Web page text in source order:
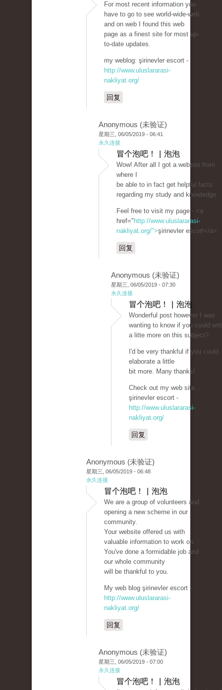
For most recent information you
have to go to see world-wide-web
and on web I found this web
page as a finest site for most up-
to-date updates.
my weblog: şirinevler escort -
http://www.uluslararasi-
nakliyat.org/
回复
Anonymous (未验证)
星期三, 06/05/2019 - 06:41
永久连接
冒个泡吧！ | 泡泡
Wow! After all I got a website from
where I
be able to in fact get helpful facts
regarding my study and knowledge.
Feel free to visit my page - <a
href=" http://www.uluslararasi-
nakliyat.org/">şirinevler escort</a>
回复
Anonymous (未验证)
星期三, 06/05/2019 - 07:30
永久连接
冒个泡吧！ | 泡泡
Wonderful post however I was
wanting to know if you could
a litte more on this subject?
I'd be very thankful if you could
elaborate a little
bit more. Many thanks!
Check out my web site ...
şirinevler escort -
http://www.uluslararasi-
nakliyat.org/
回复
Anonymous (未验证)
星期三, 06/05/2019 - 06:48
永久连接
冒个泡吧！ | 泡泡
We are a group of volunteers and
opening a new scheme in our
community.
Your website offered us with
valuable information to work on.
You've done a formidable job and
our whole community
will be thankful to you.
My web blog şirinevler escort -
http://www.uluslararasi-
nakliyat.org/
回复
Anonymous (未验证)
星期三, 06/05/2019 - 07:00
永久连接
冒个泡吧！ | 泡泡